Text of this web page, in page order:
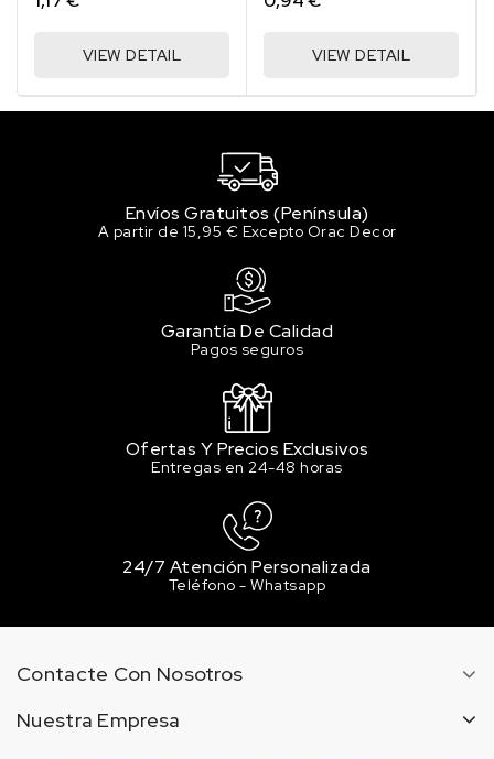
VIEW DETAIL VIEW DETAIL
Envíos Gratuitos (Península)
A partir de 15,95 € Excepto Orac Decor
Garantía De Calidad
Pagos seguros
Ofertas Y Precios Exclusivos
Entregas en 24-48 horas
24/7 Atención Personalizada
Teléfono - Whatsapp
Contacte Con Nosotros
Nuestra Empresa